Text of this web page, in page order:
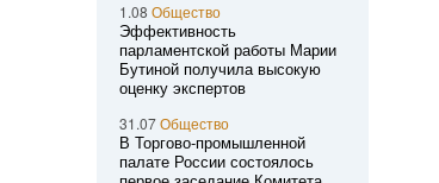
1.08 Общество
Эффективность
парламентской работы Марии
Бутиной получила высокую
оценку экспертов
31.07Общество
В Торгово-промышленной
палате России состоялось